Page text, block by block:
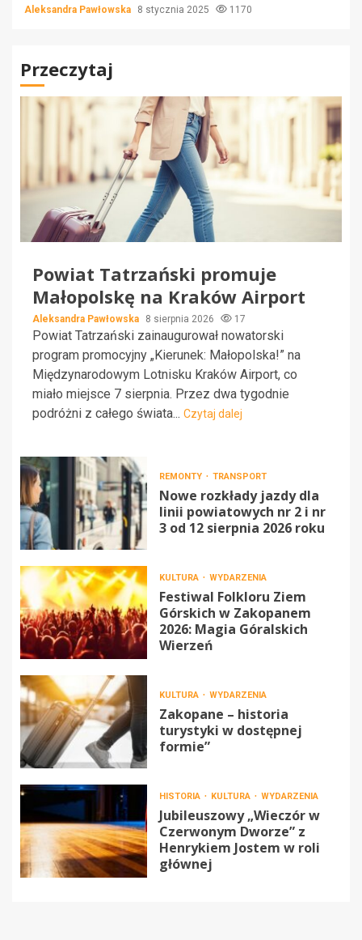
Aleksandra Pawłowska 8 stycznia 2025 1170
Przeczytaj
Powiat Tatrzański promuje
Małopolskę na Kraków Airport
Aleksandra Pawłowska 8 sierpnia 2026 17
Powiat Tatrzański zainaugurował nowatorski
program promocyjny „Kierunek: Małopolska!” na
Międzynarodowym Lotnisku Kraków Airport, co
miało miejsce 7 sierpnia. Przez dwa tygodnie
podróżni z całego świata... Czytaj dalej
REMONTY TRANSPORT
Nowe rozkłady jazdy dla
linii powiatowych nr 2 i nr
3 od 12 sierpnia 2026 roku
KULTURA WYDARZENIA
Festiwal Folkloru Ziem
Górskich w Zakopanem
2026: Magia Góralskich
Wierzeń
KULTURA WYDARZENIA
Zakopane – historia
turystyki w dostępnej
formie”
HISTORIA KULTURA WYDARZENIA
Jubileuszowy „Wieczór w
Czerwonym Dworze” z
Henrykiem Jostem w roli
głównej